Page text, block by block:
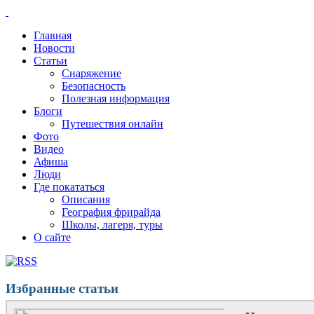
Главная
Новости
Статьи
Снаряжение
Безопасность
Полезная информация
Блоги
Путешествия онлайн
Фото
Видео
Афиша
Люди
Где покататься
Описания
География фрирайда
Школы, лагеря, туры
О сайте
Избранные статьи